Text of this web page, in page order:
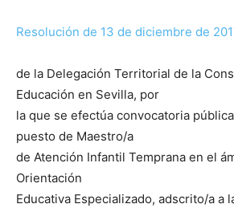
Resolución de 13 de diciembre de
de la Delegación Territorial de la
Educación en Sevilla, por
la que se efectúa convocatoria
puesto de Maestro/a
de Atención Infantil Temprana en el
Orientación
Educativa Especializado, adscrito/a a